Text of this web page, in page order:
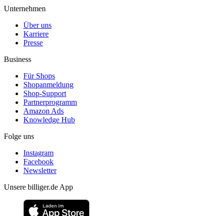
Unternehmen
Über uns
Karriere
Presse
Business
Für Shops
Shopanmeldung
Shop-Support
Partnerprogramm
Amazon Ads
Knowledge Hub
Folge uns
Instagram
Facebook
Newsletter
Unsere billiger.de App